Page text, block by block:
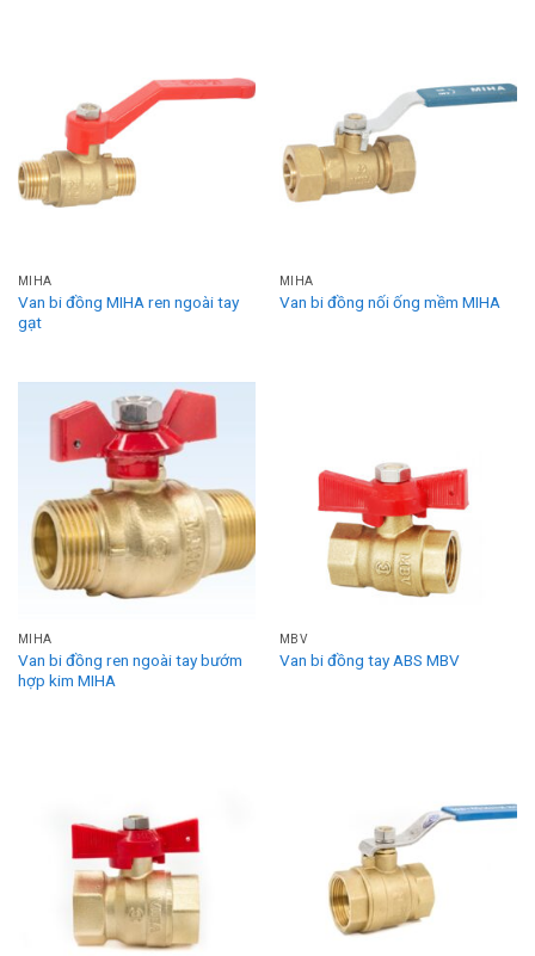
MIHA
Van bi đồng MIHA ren ngoài tay
gạt
MIHA
Van bi đồng nối ống mềm MIHA
MIHA
Van bi đồng ren ngoài tay bướm
hợp kim MIHA
MBV
Van bi đồng tay ABS MBV